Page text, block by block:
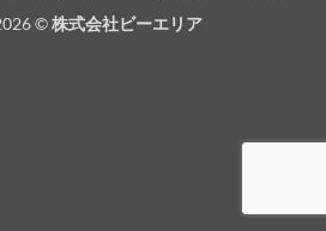
©株式会社ビーエリア